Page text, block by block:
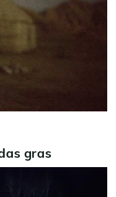
gras